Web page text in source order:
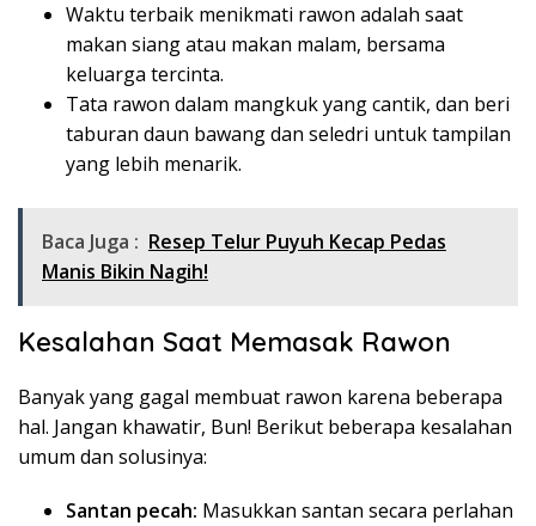
Waktu terbaik menikmati rawon adalah saat
makan siang atau makan malam, bersama
keluarga tercinta.
Tata rawon dalam mangkuk yang cantik, dan beri
taburan daun bawang dan seledri untuk tampilan
yang lebih menarik.
Baca Juga : Resep Telur Puyuh Kecap Pedas
Manis Bikin Nagih!
Kesalahan Saat Memasak Rawon
Banyak yang gagal membuat rawon karena beberapa
hal. Jangan khawatir, Bun! Berikut beberapa kesalahan
umum dan solusinya:
Santan pecah: Masukkan santan secara perlahan